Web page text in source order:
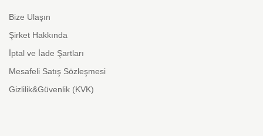
Bize Ulaşın
Şirket Hakkında
İptal ve İade Şartları
Mesafeli Satış Sözleşmesi
Gizlilik&Güvenlik (KVK)